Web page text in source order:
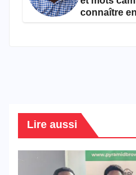
connaître
Lire aussi